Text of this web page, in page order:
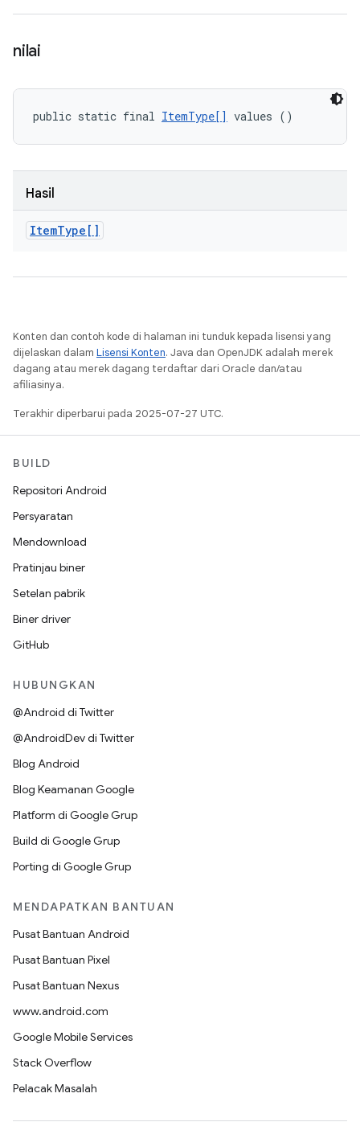
nilai
public static final ItemType[] values ()
Hasil
ItemType[]
Konten dan contoh kode di halaman ini tunduk kepada lisensi yang
dijelaskan dalam Lisensi Konten. Java dan OpenJDK adalah merek
dagang atau merek dagang terdaftar dari Oracle dan/atau
afiliasinya.
Terakhir diperbarui pada 2025-07-27 UTC.
BUILD
Repositori Android
Persyaratan
Mendownload
Pratinjau biner
Setelan pabrik
Biner driver
GitHub
HUBUNGKAN
@Android di Twitter
@AndroidDev di Twitter
Blog Android
Blog Keamanan Google
Platform di Google Grup
Build di Google Grup
Porting di Google Grup
MENDAPATKAN BANTUAN
Pusat Bantuan Android
Pusat Bantuan Pixel
Pusat Bantuan Nexus
www.android.com
Google Mobile Services
Stack Overflow
Pelacak Masalah